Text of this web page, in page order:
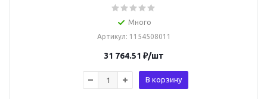
Много
Артикул: 1154508011
31 764.51 ₽/шт
В корзину